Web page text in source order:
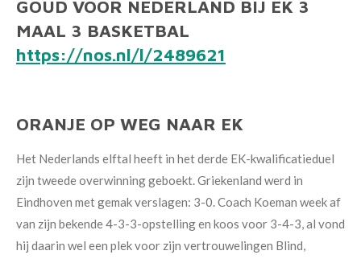
GOUD VOOR NEDERLAND BIJ EK 3
MAAL 3 BASKETBAL
https://nos.nl/l/2489621
ORANJE OP WEG NAAR EK
Het Nederlands elftal heeft in hetderde EK-kwalificatieduel
zijn tweedeoverwinning geboekt. Griekenland werd in
Eindhoven met gemak verslagen: 3-0.Coach Koeman week af
van zijn bekende4-3-3-opstelling en koos voor 3-4-3, al vond
hij daarin wel een plek voor zijn vertrouwelingen Blind,